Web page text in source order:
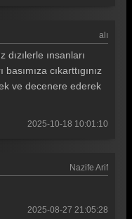
alı
dızılerle ınsanları
cıkarttıgınız
ve decenere ederek
2025-10-18 10:01:10
Nazife Arif
2025-08-27 21:05:28